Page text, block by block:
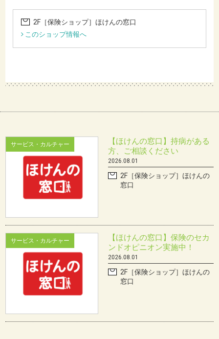
2F［保険ショップ］ほけんの窓口
このショップ情報へ
サービス・カルチャー
【ほけんの窓口】持病がある
方、ご相談ください
2026.08.01
2F［保険ショップ］ほけんの
窓口
サービス・カルチャー
【ほけんの窓口】保険のセカ
ンドオピニオン実施中！
2026.08.01
2F［保険ショップ］ほけんの
窓口